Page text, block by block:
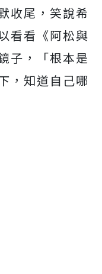
收尾， 笑說希
看看《阿松與
子，「根本是
， 知道自己哪